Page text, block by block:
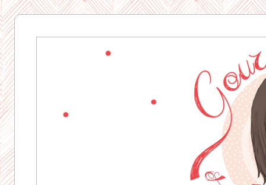
& Bavardages